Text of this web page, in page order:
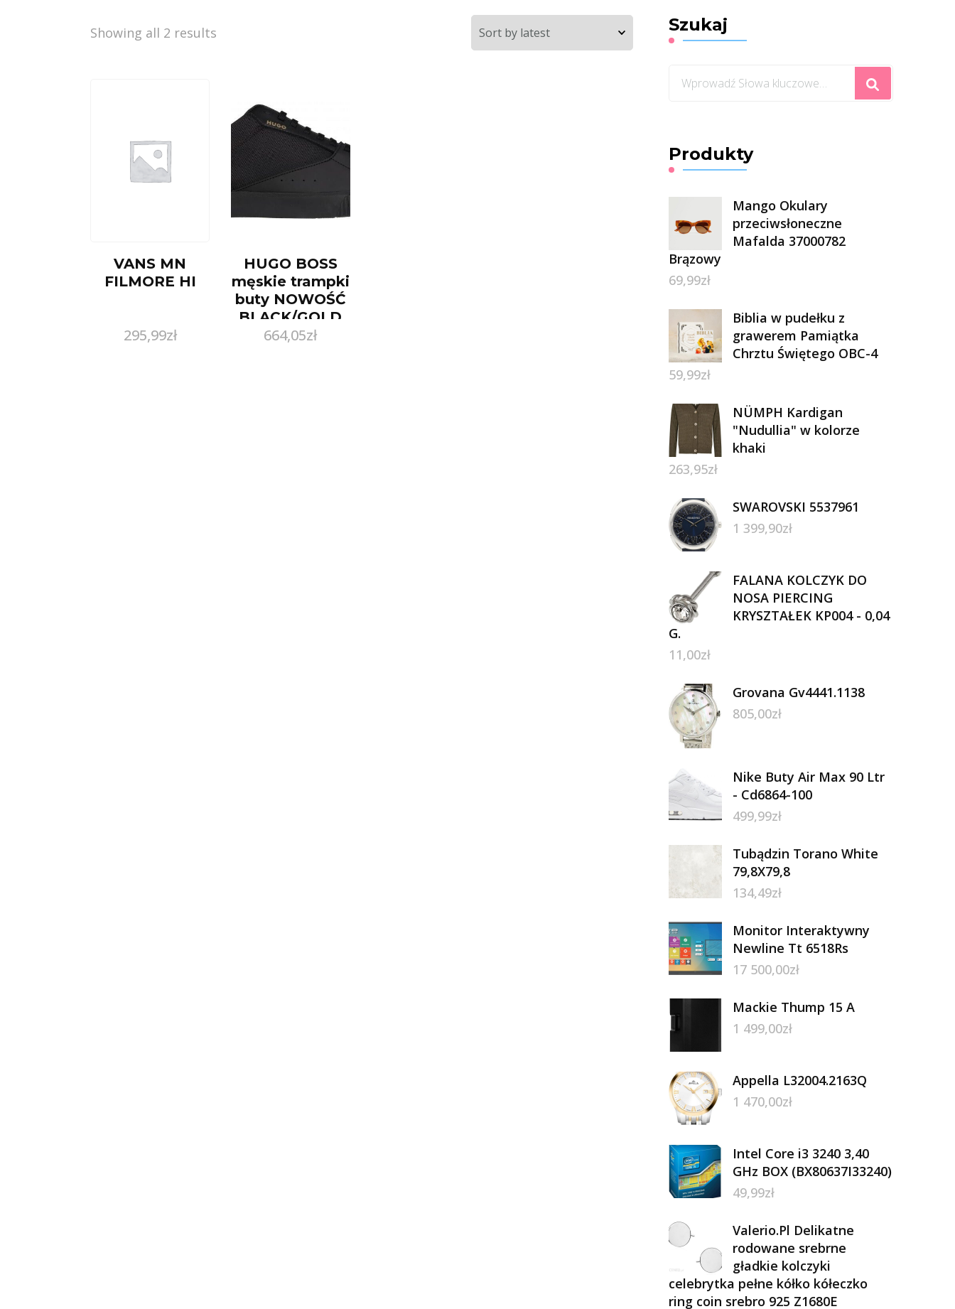
Showing all 2 results
VANS MN
FILMORE HI
295,99zł
HUGO BOSS
męskie trampki
buty NOWOŚĆ
BLACK/GOLD
664,05zł
Szukaj
Szukasz
Produkty
Mango Okulary
przeciwsłoneczne
Mafalda 37000782
Brązowy
69,99zł
Biblia w pudełku z
grawerem Pamiątka
Chrztu Świętego OBC-4
59,99zł
NÜMPH Kardigan
"Nudullia" w kolorze
khaki
263,95zł
SWAROVSKI 5537961
1 399,90zł
FALANA KOLCZYK DO
NOSA PIERCING
KRYSZTAŁEK KP004 - 0,04
G.
11,00zł
Grovana Gv4441.1138
805,00zł
Nike Buty Air Max 90 Ltr
- Cd6864-100
499,99zł
Tubądzin Torano White
79,8X79,8
134,49zł
Monitor Interaktywny
Newline Tt 6518Rs
17 500,00zł
Mackie Thump 15 A
1 499,00zł
Appella L32004.2163Q
1 470,00zł
Intel Core i3 3240 3,40
GHz BOX (BX80637I33240)
49,99zł
Valerio.Pl Delikatne
rodowane srebrne
gładkie kolczyki
celebrytka pełne kółko kółeczko
ring coin srebro 925 Z1680E